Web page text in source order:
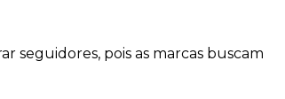
seguidores, pois as marcas buscam